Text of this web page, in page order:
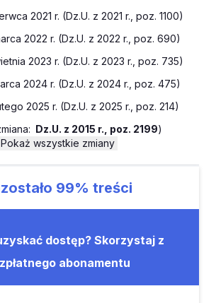
2021 r. (Dz.U. z 2021 r., poz. 1100)
2022 r. (Dz.U. z 2022 r., poz. 690)
2023 r. (Dz.U. z 2023 r., poz. 735)
2024 r. (Dz.U. z 2024 r., poz. 475)
2025 r. (Dz.U. z 2025 r., poz. 214)
Dz.U. z 2015 r., poz. 2199)
Pokaż wszystkie zmiany
99% treści
dostęp? Skorzystaj z
abonamentu